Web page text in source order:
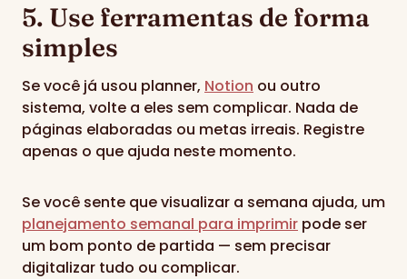
5. Use ferramentas de forma
simples
Se você já usou planner, Notion ou outro
sistema, volte a eles sem complicar. Nada de
páginas elaboradas ou metas irreais. Registre
apenas o que ajuda neste momento.
Se você sente que visualizar a semana ajuda, um
planejamento semanal para imprimir pode ser
um bom ponto de partida — sem precisar
digitalizar tudo ou complicar.